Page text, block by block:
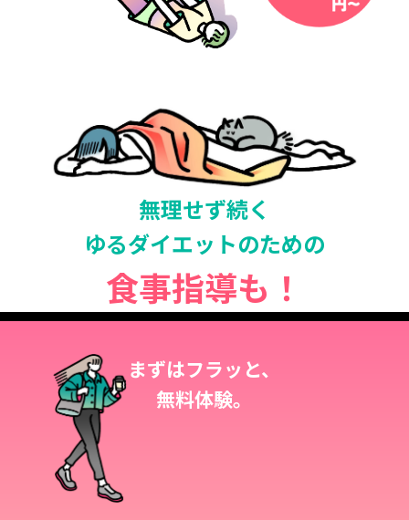
無理せず続く
ゆるダイエットのための
食事指導も！
まずはフラッと、
無料体験。